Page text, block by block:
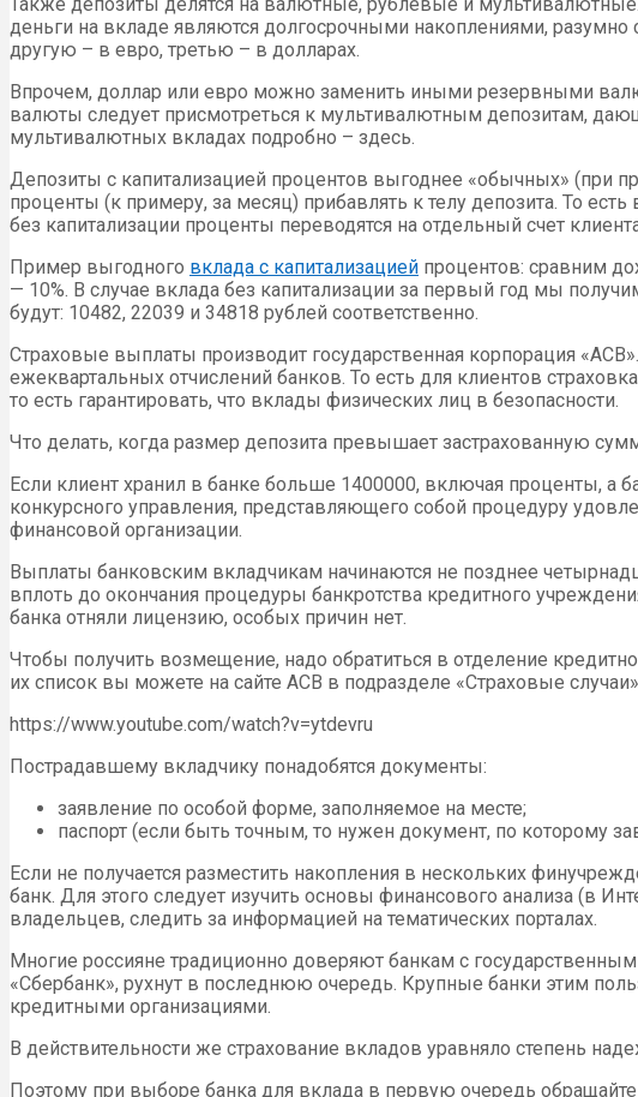
деньги на вкладе являются долгосрочными накоплениями,
другую – в евро, третью – в долларах.
Впрочем, доллар или евро можно заменить иными резервными
валюты следует присмотреться к мультивалютным депозитам,
мультивалютных вкладах подробно – здесь.
Депозиты с капитализацией процентов выгоднее «обычных» (при
проценты (к примеру, за месяц) прибавлять к телу депозита. То
без капитализации проценты переводятся на отдельный счет
Пример выгодного вклада с капитализацией процентов: сравним
— 10%. В случае вклада без капитализации за первый год мы
будут: 10482, 22039 и 34818 рублей соответственно.
Страховые выплаты производит государственная корпорация
ежеквартальных отчислений банков. То есть для клиентов
то есть гарантировать, что вклады физических лиц в безопасности.
Что делать, когда размер депозита превышает застрахованную
Если клиент хранил в банке больше 1400000, включая проценты, а
конкурсного управления, представляющего собой процедуру
финансовой организации.
Выплаты банковским вкладчикам начинаются не позднее
вплоть до окончания процедуры банкротства кредитного
банка отняли лицензию, особых причин нет.
Чтобы получить возмещение, надо обратиться в отделение
их список вы можете на сайте АСВ в подразделе «Страховые
https://www.youtube.com/watch?v=ytdevru
Пострадавшему вкладчику понадобятся документы:
заявление по особой форме, заполняемое на месте;
паспорт (если быть точным, то нужен документ, по которому
Если не получается разместить накопления в нескольких
банк. Для этого следует изучить основы финансового анализа (в
владельцев, следить за информацией на тематических порталах.
Многие россияне традиционно доверяют банкам с
«Сбербанк», рухнут в последнюю очередь. Крупные банки этим
кредитными организациями.
В действительности же страхование вкладов уравняло степень
Поэтому при выборе банка для вклада в первую очередь